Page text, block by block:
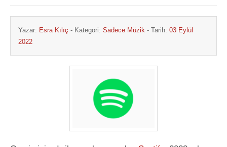
Yazar: Esra Kılıç - Kategori: Sadece Müzik - Tarih: 03 Eylül
2022